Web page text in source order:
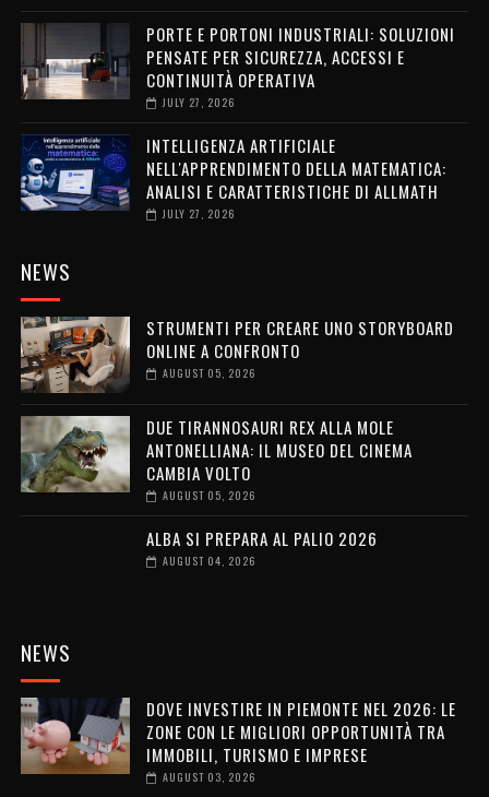
PORTE E PORTONI INDUSTRIALI: SOLUZIONI
PENSATE PER SICUREZZA, ACCESSI E
CONTINUITÀ OPERATIVA
JULY 27, 2026
INTELLIGENZA ARTIFICIALE
NELL'APPRENDIMENTO DELLA MATEMATICA:
ANALISI E CARATTERISTICHE DI ALLMATH
JULY 27, 2026
NEWS
STRUMENTI PER CREARE UNO STORYBOARD
ONLINE A CONFRONTO
AUGUST 05, 2026
DUE TIRANNOSAURI REX ALLA MOLE
ANTONELLIANA: IL MUSEO DEL CINEMA
CAMBIA VOLTO
AUGUST 05, 2026
ALBA SI PREPARA AL PALIO 2026
AUGUST 04, 2026
NEWS
DOVE INVESTIRE IN PIEMONTE NEL 2026: LE
ZONE CON LE MIGLIORI OPPORTUNITÀ TRA
IMMOBILI, TURISMO E IMPRESE
AUGUST 03, 2026